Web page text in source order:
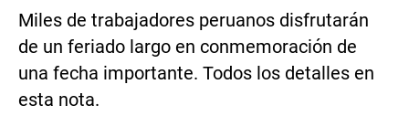
Miles de trabajadores peruanos disfrutarán
de un feriado largo en conmemoración de
una fecha importante. Todos los detalles en
esta nota.